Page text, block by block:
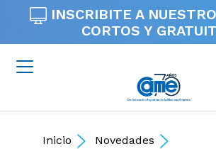
INSCRIBITE A
CORTOS Y
Inicio Novedades